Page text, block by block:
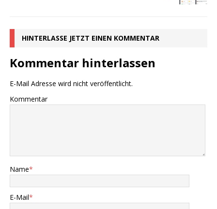
HINTERLASSE JETZT EINEN KOMMENTAR
Kommentar hinterlassen
E-Mail Adresse wird nicht veröffentlicht.
Kommentar
Name*
E-Mail*